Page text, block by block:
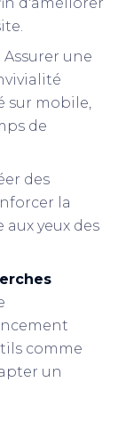
: Assurer une
sur mobile,
de
des
la
yeux des
comme
un